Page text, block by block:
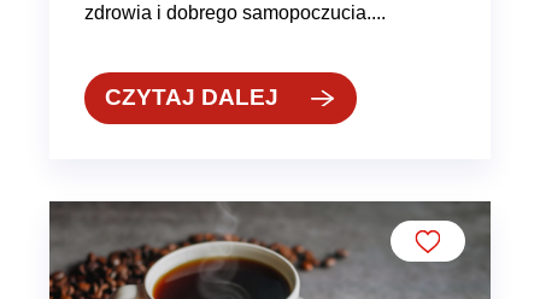
zdrowia i dobrego samopoczucia....
CZYTAJ DALEJ